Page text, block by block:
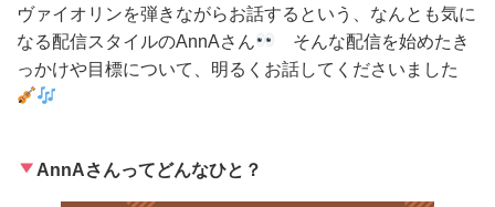
ヴァイオリンを弾きながらお話するという、なんとも気に
なる配信スタイルのAnnAさん
そんな配信を始めたき
っかけや目標について、明るくお話してくださいました
AnnAさんってどんなひと？